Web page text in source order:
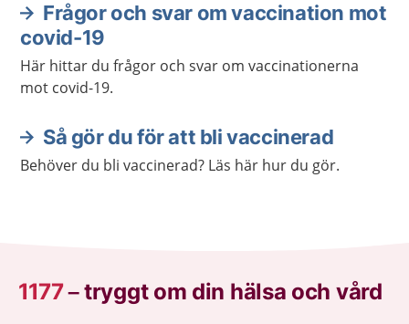
Frågor och svar om vaccination mot
covid-19
Här hittar du frågor och svar om vaccinationerna
mot covid-19.
Så gör du för att bli vaccinerad
Behöver du bli vaccinerad? Läs här hur du gör.
1177–tryggt om din hälsa och vård